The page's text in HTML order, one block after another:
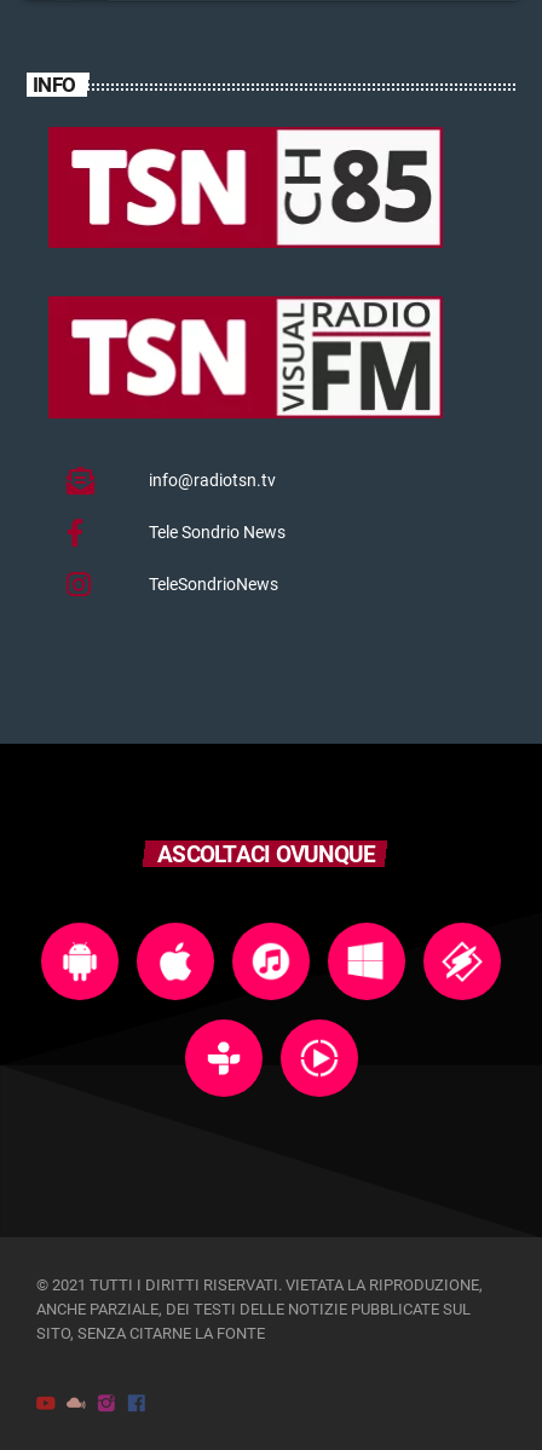
INFO
info@radiotsn.tv
Tele Sondrio News
TeleSondrioNews
ASCOLTACI OVUNQUE
© 2021 TUTTI I DIRITTI RISERVATI. VIETATA LA RIPRODUZIONE,
ANCHE PARZIALE, DEI TESTI DELLE NOTIZIE PUBBLICATE SUL
SITO, SENZA CITARNE LA FONTE